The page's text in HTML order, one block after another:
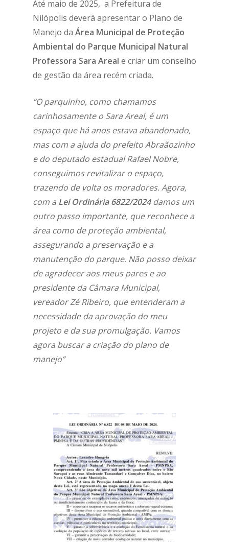
Até maio de 2025, a Prefeitura de
Nilópolis deverá apresentar o Plano de
Manejo da Área Municipal de Proteção
Ambiental do Parque Municipal Natural
Professora Sara Areal e criar um conselho
de gestão da área recém criada.
“O parquinho, como chamamos
carinhosamente o Sara Areal, é um
espaço que há anos estava abandonado,
mas com a ajuda do prefeito Abraãozinho
e do deputado estadual Rafael Nobre,
conseguimos revitalizar o espaço,
trazendo de volta os moradores. Agora,
com a Lei Ordinária 6822/2024damos um
outro passo importante, que reconhece a
área como de proteção ambiental,
assegurando a preservação e a
manutenção do parque. Não posso deixar
de agradecer aos meus pares e ao
presidente da Câmara Municipal,
vereador Zé Ribeiro, que entenderam a
necessidade da aprovação do meu
projeto e da sua promulgação. Vamos
agora buscar a criação do plano de
manejo”